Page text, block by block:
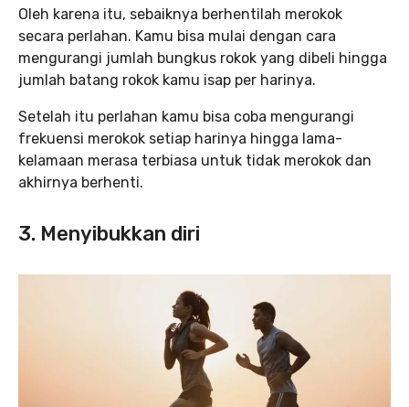
Oleh karena itu, sebaiknya berhentilah merokok
secara perlahan. Kamu bisa mulai dengan cara
mengurangi jumlah bungkus rokok yang dibeli hingga
jumlah batang rokok kamu isap per harinya.
Setelah itu perlahan kamu bisa coba mengurangi
frekuensi merokok setiap harinya hingga lama-
kelamaan merasa terbiasa untuk tidak merokok dan
akhirnya berhenti.
3. Menyibukkan diri